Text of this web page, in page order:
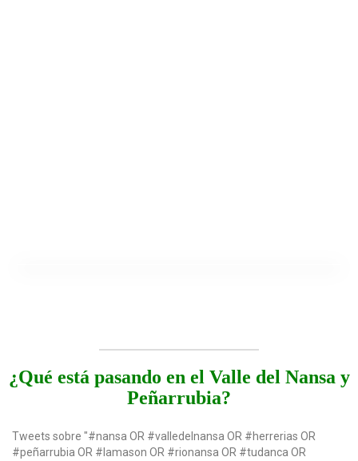
¿Qué está pasando en el Valle del Nansa y
Peñarrubia?
Tweets sobre "#nansa OR #valledelnansa OR #herrerias OR
#peñarrubia OR #lamason OR #rionansa OR #tudanca OR